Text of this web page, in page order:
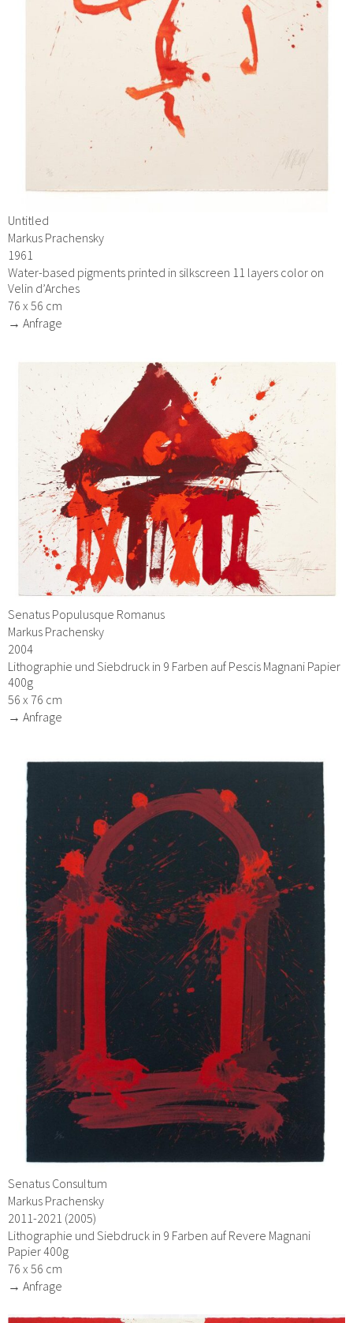
Untitled
Markus Prachensky
1961
Water-based pigments printed in silkscreen 11 layers color on
Velin d’Arches
76 x 56 cm
→ Anfrage
Senatus Populusque Romanus
Markus Prachensky
2004
Lithographie und Siebdruck in 9 Farben auf Pescis Magnani Papier
400g
56 x 76 cm
→ Anfrage
Senatus Consultum
Markus Prachensky
2011-2021 (2005)
Lithographie und Siebdruck in 9 Farben auf Revere Magnani
Papier 400g
76 x 56 cm
→ Anfrage